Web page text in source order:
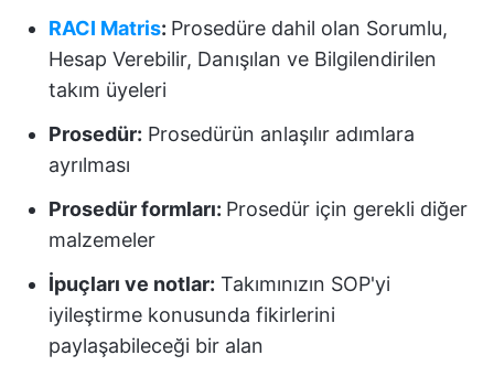
RACI Matris: Prosedüre dahil olan Sorumlu,
Hesap Verebilir, Danışılan ve Bilgilendirilen
takım üyeleri
Prosedür: Prosedürün anlaşılır adımlara
ayrılması
Prosedür formları: Prosedür için gerekli diğer
malzemeler
İpuçları ve notlar: Takımınızın SOP'yi
iyileştirme konusunda fikirlerini
paylaşabileceği bir alan